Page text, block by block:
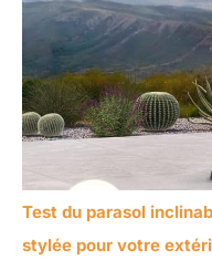
Test du parasol
stylée pour votre